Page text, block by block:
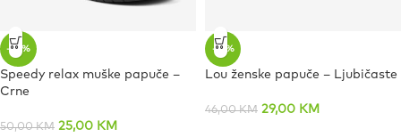
-50%
Speedy relax muške papuče –
Crne
50,00KM 25,00 KM
-37%
Lou ženske papuče – Ljubičaste
46,00KM 29,00 KM